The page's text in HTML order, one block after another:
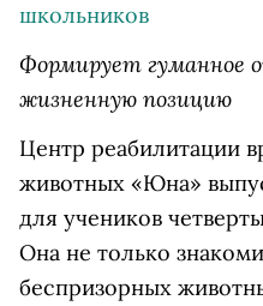
школьников
Формирует гуманное
жизненную позицию
Центр реабилитации
животных «Юна»
для учеников
Она не только
беспризорных